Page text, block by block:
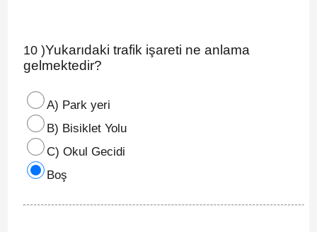
10 )Yukarıdaki trafik işareti ne anlama
gelmektedir?
A) Park yeri
B) Bisiklet Yolu
C) Okul Gecidi
Boş